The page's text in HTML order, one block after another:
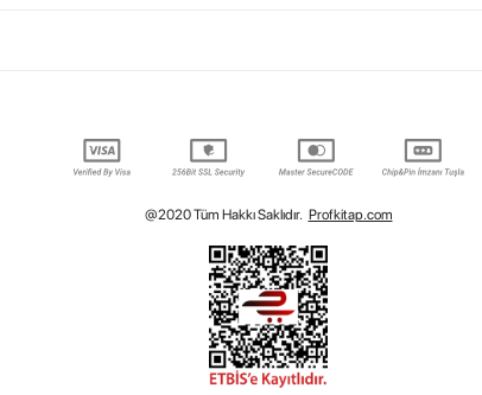
@2020 Tüm Hakkı Saklıdır. Profkitap.com